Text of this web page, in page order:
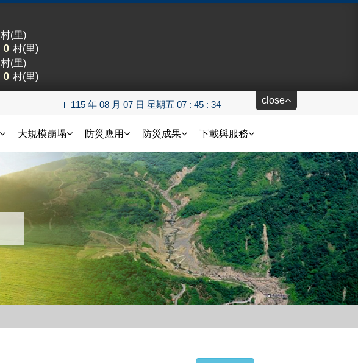
close
村(里)
0 村(里)
村(里)
0 村(里)
115 年 08 月 07 日 星期五 07 : 45 : 35
大規模崩塌 防災應用 防災成果 下載與服務